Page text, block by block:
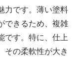
力です。薄い塗料
できるため、複雑
です。特に、仕上
その柔軟性が大き